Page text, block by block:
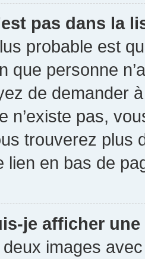
pas dans la
probable est
que personne
de demander
n’existe pas,
trouverez plus
lien en bas de
je afficher
images